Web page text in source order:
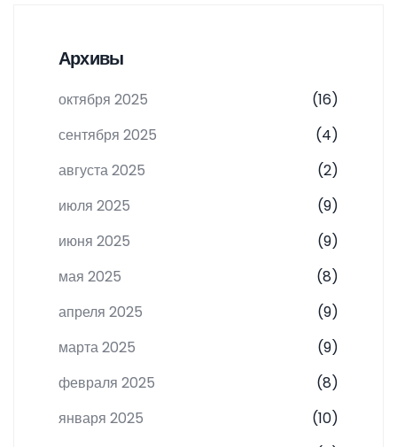
Архивы
октября 2025
(16)
сентября 2025
(4)
августа 2025
(2)
июля 2025
(9)
июня 2025
(9)
мая 2025
(8)
апреля 2025
(9)
марта 2025
(9)
февраля 2025
(8)
января 2025
(10)